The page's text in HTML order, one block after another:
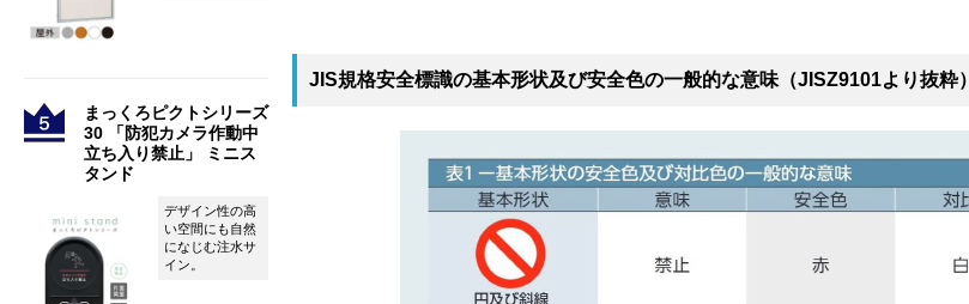
JIS規格安全標識の基本形状及び安全色の一般的な意味（JISZ9101より抜粋）
まっくろピクトシリーズ
30 「防犯カメラ作動中
立ち入り禁止」 ミニス
タンド
デザイン性の高
い空間にも自然
になじむ注水サ
イン。